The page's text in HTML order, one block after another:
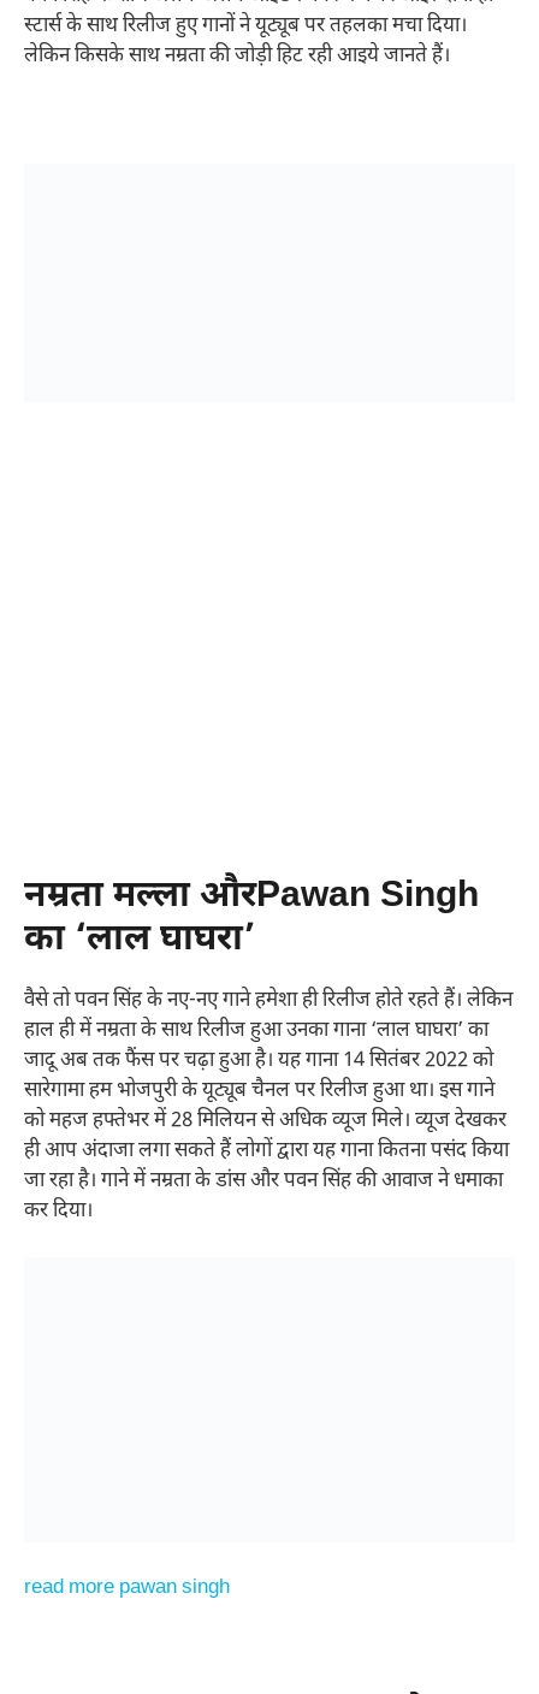
स्टार्स के साथ रिलीज हुए गानों ने यूट्यूब पर तहलका मचा दिया।
लेकिन किसके साथ नम्रता की जोड़ी हिट रही आइये जानते हैं।
नम्रता मल्ला औरPawan Singh
का ‘लाल घाघरा’
वैसे तो पवन सिंह के नए-नए गाने हमेशा ही रिलीज होते रहते हैं। लेकिन
हाल ही में नम्रता के साथ रिलीज हुआ उनका गाना ‘लाल घाघरा’ का
जादू अब तक फैंस पर चढ़ा हुआ है। यह गाना 14 सितंबर 2022 को
सारेगामा हम भोजपुरी के यूट्यूब चैनल पर रिलीज हुआ था। इस गाने
को महज हफ्तेभर में 28 मिलियन से अधिक व्यूज मिले। व्यूज देखकर
ही आप अंदाजा लगा सकते हैं लोगों द्वारा यह गाना कितना पसंद किया
जा रहा है। गाने में नम्रता के डांस और पवन सिंह की आवाज ने धमाका
कर दिया।
read more pawan singh